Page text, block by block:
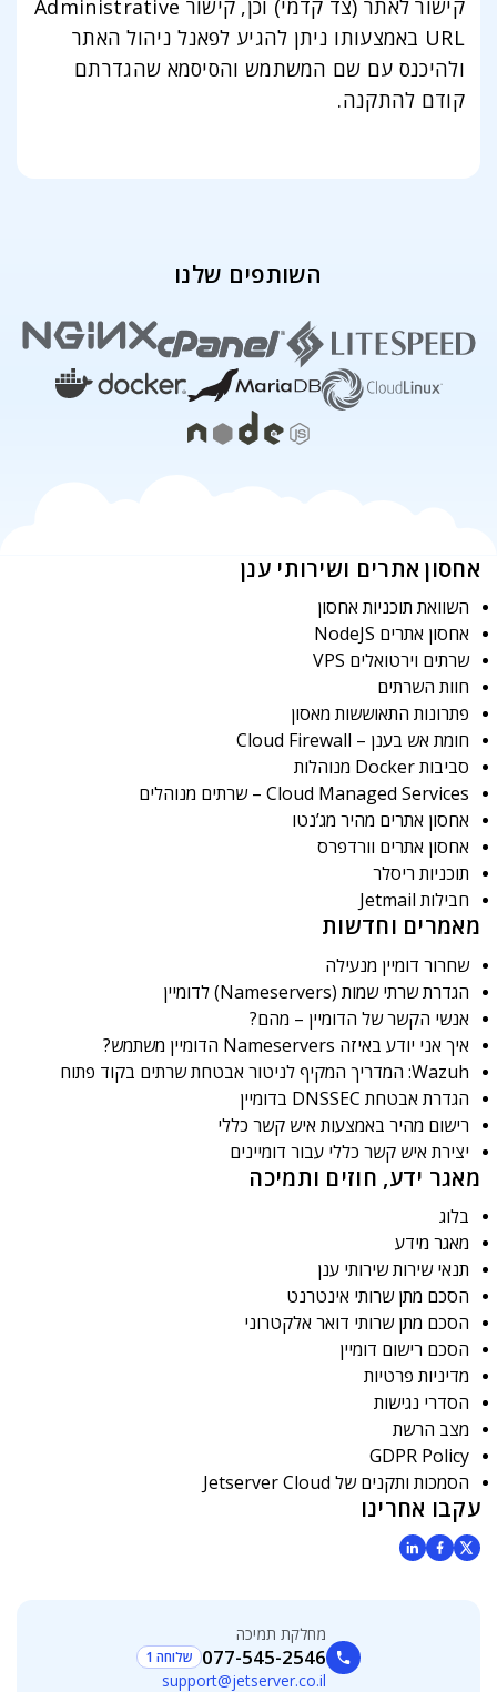
קישור לאתר (צד קדמי) וכן, קישור Administrative
URL באמצעותו ניתן להגיע לפאנל ניהול האתר
ולהיכנס עם שם המשתמש והסיסמא שהגדרתם
קודם להתקנה.
השותפים שלנו
אחסון אתרים ושירותי ענן
השוואת תוכניות אחסון
אחסון אתרים NodeJS
שרתים וירטואלים VPS
חוות השרתים
פתרונות התאוששות מאסון
חומת אש בענן – Cloud Firewall
סביבות Docker מנוהלות
Cloud Managed Services – שרתים מנוהלים
אחסון אתרים מהיר מג’נטו
אחסון אתרים וורדפרס
תוכניות ריסלר
חבילות Jetmail
מאגר ידע, חוזים ותמיכה
בלוג
מאגר מידע
תנאי שירות שירותי ענן
הסכם מתן שרותי אינטרנט
הסכם מתן שרותי דואר אלקטרוני
הסכם רישום דומיין
מדיניות פרטיות
הסדרי נגישות
מצב הרשת
GDPR Policy
הסמכות ותקנים של Jetserver Cloud
מאמרים וחדשות
שחרור דומיין מנעילה
הגדרת שרתי שמות (Nameservers) לדומיין
אנשי הקשר של הדומיין – מהם?
איך אני יודע באיזה Nameservers הדומיין משתמש?
Wazuh: המדריך המקיף לניטור אבטחת שרתים בקוד פתוח
הגדרת אבטחת DNSSEC בדומיין
רישום מהיר באמצעות איש קשר כללי
יצירת איש קשר כללי עבור דומיינים
עקבו אחרינו
מחלקת תמיכה
077-545-2546 שלוחה 1
support@jetserver.co.il